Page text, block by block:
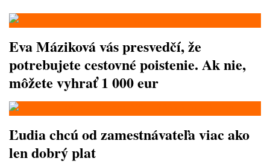
Eva Máziková vás presvedčí, že
potrebujete cestovné poistenie. Ak nie,
môžete vyhrať 1 000 eur
Ľudia chcú od zamestnávateľa viac ako
len dobrý plat